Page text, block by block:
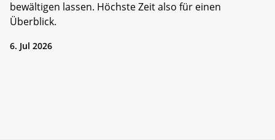
bewältigen lassen. Höchste Zeit also für einen
Überblick.
6. Jul 2026